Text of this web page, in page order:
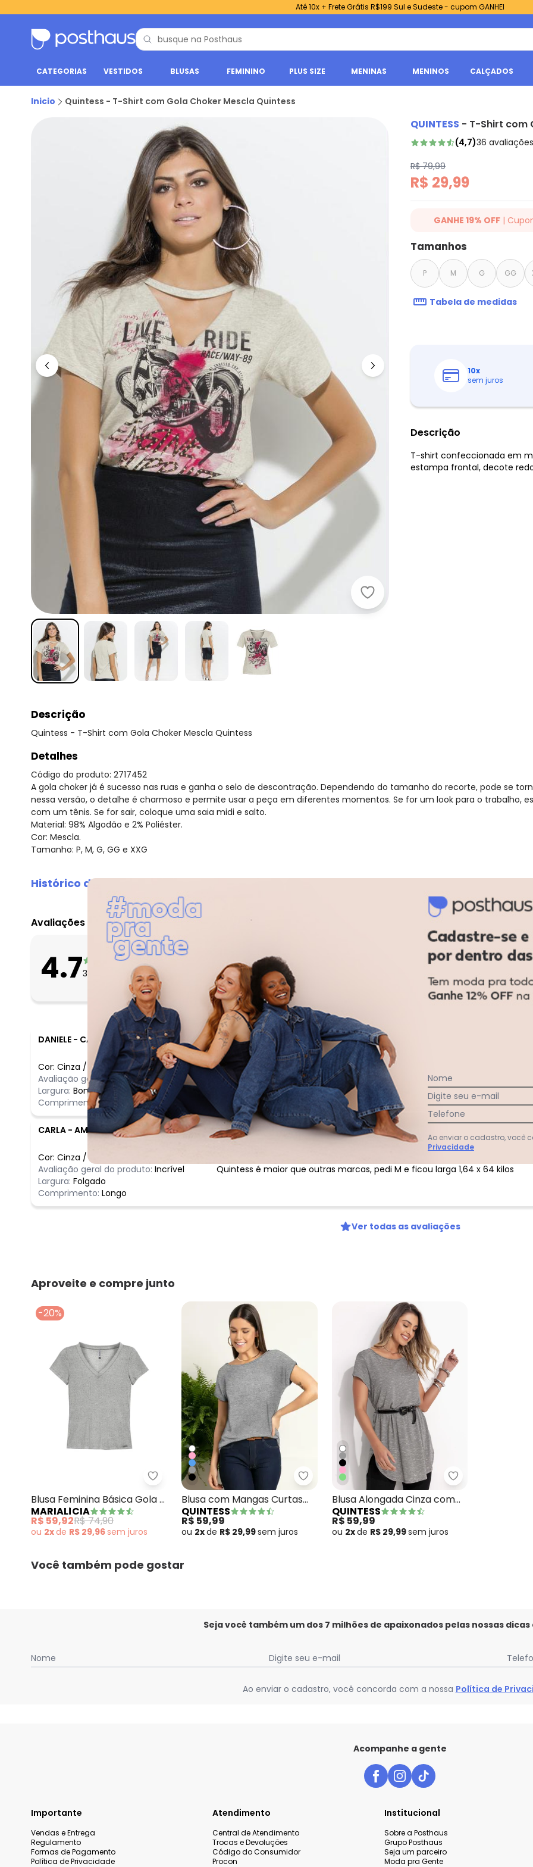
Até 10x + Frete Grátis R$199 Sul e Sudeste - cupom GANHEI
CATEGORIAS VESTIDOS BLUSAS FEMININO PLUS SIZE MENINAS MENINOS CALÇADOS
Inicio Quintess - T-Shirt com Gola Choker Mescla Quintess
Quintess - T-Shirt com Gola Choker
QUINTESS - T-Shirt com
(4,7)36 avaliações
R$ 79,99
R$ 29,99
GANHE 19% OFF |
Ganhe 19% OFF Extra em
cupom: QUINTESS19. Válido
até 07/08/2026.
Tamanhos
P M G GG
Tabela de medidas
10x
sem juros
Descrição
T-shirt confeccionada em
estampa frontal, decote
Descrição
Quintess - T-Shirt com Gola Choker Mescla Quintess
Detalhes
Código do produto: 2717452
A gola choker já é sucesso nas ruas e ganha o selo de descontração. Dependendo do tamanho do recorte, pode se
nessa versão, o detalhe é charmoso e permite usar a peça em diferentes momentos. Se for um look para o trabalho,
com um tênis. Se for sair, coloque uma saia midi e salto.
Material: 98% Algodão e 2% Poliéster.
Cor: Mescla.
Tamanho: P, M, G, GG e XXG
Histórico de preços
O preço apresentado abaixo é o menor oferecido em algum dia do mês, para o menor tamanho disponível.
agosto/2026
maio/2026
abril/2026
fevereiro/2026
Avaliações
4.736 avaliações
O que as clientes acharam da largura?
3%
Folgado
16%
O que as
Curto
Longo
DANIELE - CAMPOS DOS GOYTACAZES - RJ
Cor: Cinza / GG
Avaliação geral do produto: Incrível
Largura: Bom
Comprimento: Bom
Comentário:
Ótimo
CARLA - AMERICANA - SP
Cor: Cinza /
Avaliação geral do produto: Incrível
Largura: Folgado
Comprimento: Longo
Quintess é maior que outras marcas, pedi M e ficou larga 1,64 x 64 kilos
Ver todas as avaliações
Aproveite e compre junto
-20%
Marialícia - Blusa Feminina Básica Gola V Cinza
Blusa Feminina Básica Gola V
Cinza
MARIALÍCIA
R$ 59,92R$ 74,90
ou 2xde R$ 29,96sem juros
Quintess - Blusa com Mangas Curtas Mescla
Blusa com Mangas Curtas
Mescla
QUINTESS
R$ 59,99
ou 2xde R$ 29,99sem juros
Quintess - Blusa
Blusa Alongada Cinza com
Barra Arrendondada
QUINTESS
R$ 59,99
ou 2xde R$ 29,99sem juros
Você também pode gostar
Seja você também um dos 7 milhões de apaixonados pelas nossas
Nome Digite seu e-mail
Ao enviar o cadastro, você concorda com a nossa Política de
Acompanhe a gente
Importante
Vendas e Entrega
Regulamento
Formas de Pagamento
Política de Privacidade
Atendimento
Central de Atendimento
Trocas e Devoluções
Código do Consumidor
Procon
Institucional
Sobre a Posthaus
Grupo Posthaus
Seja um parceiro
Moda pra Gente
Nome
Digite seu e-mail
Telefone
Ao enviar o cadastro, você
Privacidade